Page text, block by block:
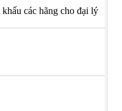
các hãng cho đại lý